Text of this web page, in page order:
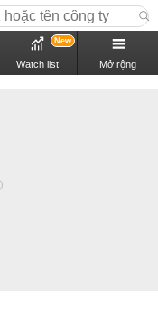
Watch list
New
Mở rộng